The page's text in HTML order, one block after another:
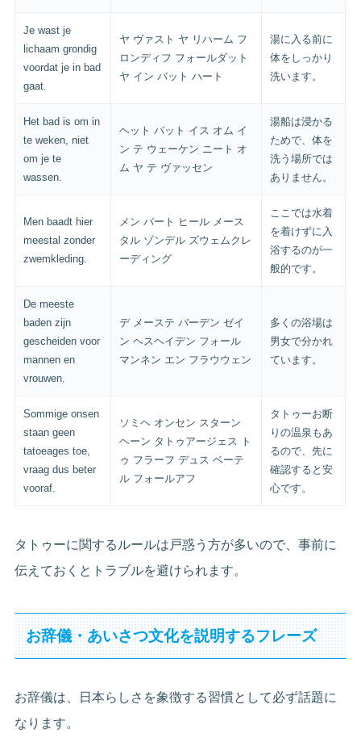
Je wast je
lichaam grondig
voordat je in bad
gaat.
ヤ ヴァスト ヤ リハーム フ
ロンディフ フォールダット
ヤ イン バット ハート
湯に入る前に
体をしっかり
洗います。
Het bad is om in
te weken, niet
om je te
wassen.
ヘット バット イス オム イ
ン テ ウェーケン ニート オ
ム ヤ テ ヴァッセン
湯船は浸かる
ためで、体を
洗う場所では
ありません。
Men baadt hier
meestal zonder
zwemkleding.
メン バート ヒール メース
タル ゾンデル ズウェムクレ
ーディング
ここでは水着
を着けずに入
浴するのが一
般的です。
De meeste
baden zijn
gescheiden voor
mannen en
vrouwen.
デ メーステ バーデン ゼイ
ン ヘスヘイデン フォール
マンネン エン フラウウェン
多くの浴場は
男女で分かれ
ています。
Sommige onsen
staan geen
tatoeages toe,
vraag dus beter
vooraf.
ソミヘ オンセン スターン
ヘーン タトゥアージェス ト
ゥ フラーフ デュス ベーテ
ル フォールアフ
タトゥーお断
りの温泉もあ
るので、先に
確認すると安
心です。
タトゥーに関するルールは戸惑う方が多いので、事前に
伝えておくとトラブルを避けられます。
お辞儀・あいさつ文化を説明するフレーズ
お辞儀は、日本らしさを象徴する習慣として必ず話題に
なります。